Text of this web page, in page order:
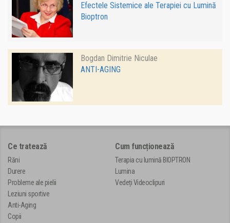
Efectele Sistemice ale Terapiei cu Lumină
Bioptron
Bogdan Dimitrie Niculae
ANTI-AGING
Ce tratează
Răni
Durere
Probleme ale pielii
Leziuni sportive
Anti-Aging
Copii
Cum funcționează
Terapia cu lumină BIOPTRON
Lumina
Vedeți Videoclipuri